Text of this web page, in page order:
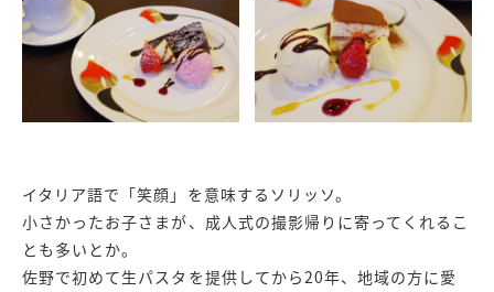
イタリア語で「笑顔」を意味するソリッソ。
小さかったお子さまが、成人式の撮影帰りに寄ってくれるこ
とも多いとか。
佐野で初めて生パスタを提供してから20年、地域の方に愛